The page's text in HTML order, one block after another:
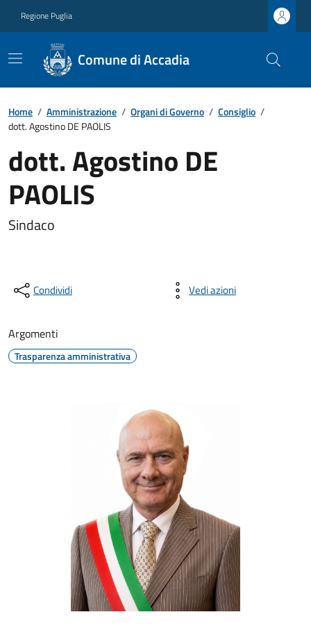
Regione Puglia
Comune di Accadia
Home / Amministrazione / Organi di Governo / Consiglio /
dott. Agostino DE PAOLIS
dott. Agostino DE
PAOLIS
Sindaco
Condividi Vedi azioni
Argomenti
Trasparenza amministrativa